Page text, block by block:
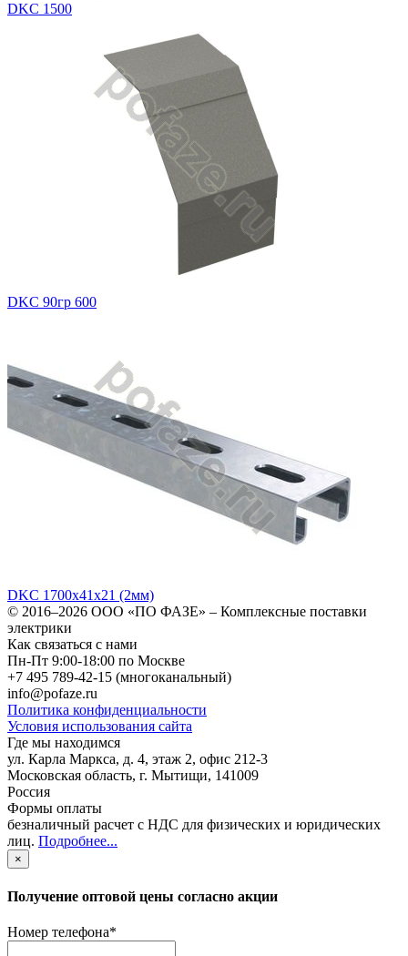
DKC 1500
DKC 90гр 600
DKC 1700х41х21 (2мм)
© 2016–2026 ООО «ПО ФАЗЕ» – Комплексные поставки
электрики
Как связаться с нами
Пн-Пт 9:00-18:00 по Москве
+7 495 789-42-15 (многоканальный)
info@pofaze.ru
Политика конфиденциальности
Условия использования сайта
Где мы находимся
ул. Карла Маркса, д. 4, этаж 2, офис 212-3
Московская область, г. Мытищи, 141009
Россия
Формы оплаты
безналичный расчет с НДС для физических и юридических
лиц. Подробнее...
×
Получение оптовой цены согласно акции
Номер телефона*